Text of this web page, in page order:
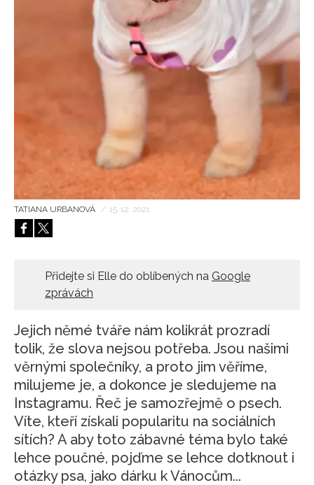
TATIANA URBANOVÁ / 15. 12. 2021
Přidejte si Elle do oblíbených na Google
zprávách
Jejich němé tváře nám kolikrát prozradí
tolik, že slova nejsou potřeba. Jsou našimi
věrnými společníky, a proto jim věříme,
milujeme je, a dokonce je sledujeme na
Instagramu. Řeč je samozřejmě o psech.
Víte, kteří získali popularitu na sociálních
sítích? A aby toto zábavné téma bylo také
lehce poučné, pojďme se lehce dotknout i
otázky psa, jako dárku k Vánocům...